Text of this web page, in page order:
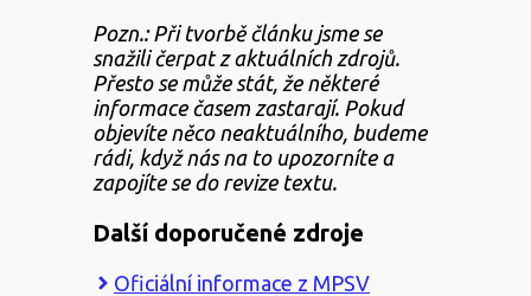
Pozn.: Při tvorbě článku jsme se
snažili čerpat z aktuálních zdrojů.
Přesto se může stát, že některé
informace časem zastarají. Pokud
objevíte něco neaktuálního, budeme
rádi, když nás na to upozorníte a
zapojíte se do revize textu.
Další doporučené zdroje
Oficiální informace z MPSV